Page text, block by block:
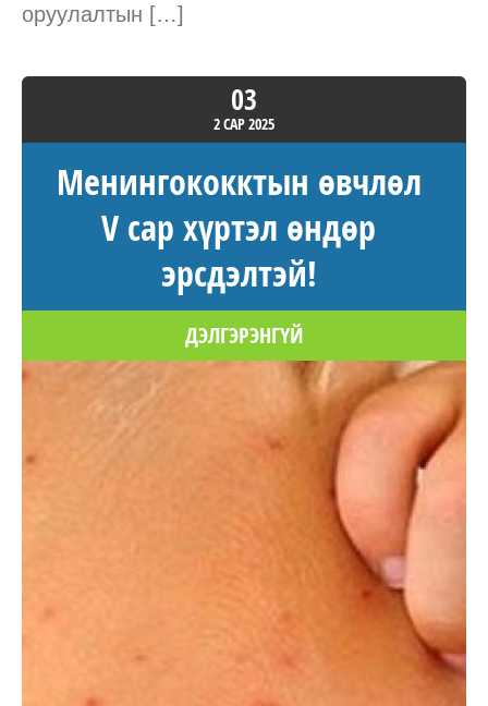
оруулалтын […]
03
2 САР2025
Менингококктын өвчлөл
V сар хүртэл өндөр
эрсдэлтэй!
ДЭЛГЭРЭНГҮЙ